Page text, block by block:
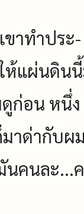
ขาทำประ-
ห้แผ่นดิน
ก่อน หนึ่ง
มาด่ากับผ
นคนละ...